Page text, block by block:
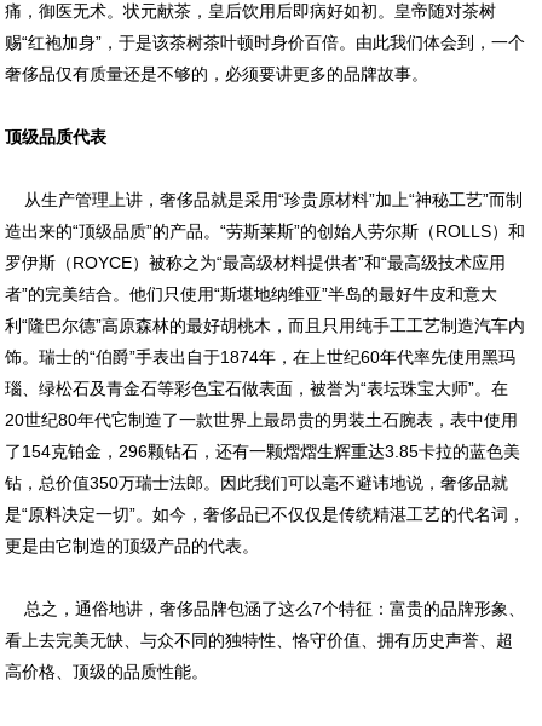
痛，御医无术。状元献茶，皇后饮用后即病好如初。皇帝随对茶树
赐“红袍加身”，于是该茶树茶叶顿时身价百倍。由此我们体会到，一个
奢侈品仅有质量还是不够的，必须要讲更多的品牌故事。
顶级品质代表
从生产管理上讲，奢侈品就是采用“珍贵原材料”加上“神秘工艺”而制
造出来的“顶级品质”的产品。“劳斯莱斯”的创始人劳尔斯（ROLLS）和
罗伊斯（ROYCE）被称之为“最高级材料提供者”和“最高级技术应用
者”的完美结合。他们只使用“斯堪地纳维亚”半岛的最好牛皮和意大
利“隆巴尔德”高原森林的最好胡桃木，而且只用纯手工工艺制造汽车内
饰。瑞士的“伯爵”手表出自于1874年，在上世纪60年代率先使用黑玛
瑙、绿松石及青金石等彩色宝石做表面，被誉为“表坛珠宝大师”。在
20世纪80年代它制造了一款世界上最昂贵的男装土石腕表，表中使用
了154克铂金，296颗钻石，还有一颗熠熠生辉重达3.85卡拉的蓝色美
钻，总价值350万瑞士法郎。因此我们可以毫不避讳地说，奢侈品就
是“原料决定一切”。如今，奢侈品已不仅仅是传统精湛工艺的代名词，
更是由它制造的顶级产品的代表。
总之，通俗地讲，奢侈品牌包涵了这么7个特征：富贵的品牌形象、
看上去完美无缺、与众不同的独特性、恪守价值、拥有历史声誉、超
高价格、顶级的品质性能。